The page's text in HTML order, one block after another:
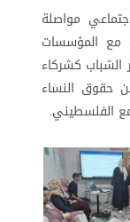
مواصلة
مع المؤسسات
الشباب كشركاء
حقوق النساء
الفلسطيني.